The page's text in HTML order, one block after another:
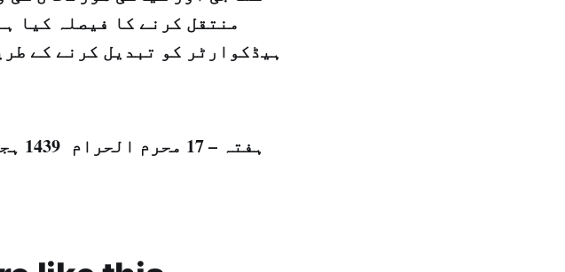
منتقل کرنے کا فیصلہ کیا
ہیڈکوارٹر کو تبدیل کرنے کے
ہفتہ – 17 محرم الحرام 1439 ہجری – 7 اکتوبر 2017 ء شمارہ نمبر: (14193)